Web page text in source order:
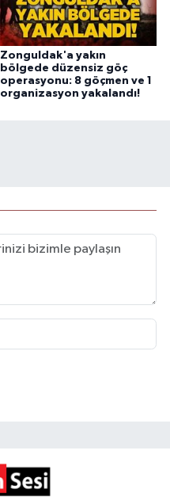
Zonguldak'a yakın
bölgede düzensiz göç
operasyonu: 8 göçmen ve 1
organizasyon yakalandı!